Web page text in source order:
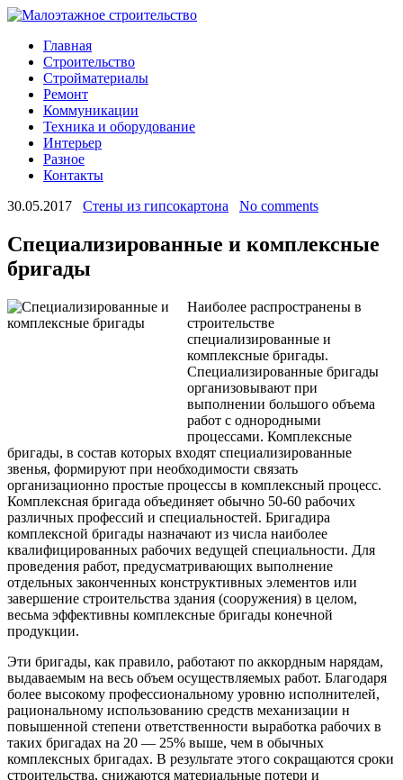
Главная
Строительство
Стройматериалы
Ремонт
Коммуникации
Техника и оборудование
Интерьер
Разное
Контакты
30.05.2017
Стены из гипсокартона No comments
Специализированные и комплексные
бригады
Наиболее распространены в
строительстве
специализированные и
комплексные бригады.
Специализированные бригады
организовывают при
выполнении большого объема
работ с однородными
процессами. Комплексные
бригады, в состав которых входят специализированные
звенья, формируют при необходимости связать
организационно простые процессы в комплексный процесс.
Комплексная бригада объединяет обычно 50-60 рабочих
различных профессий и специальностей. Бригадира
комплексной бригады назначают из числа наиболее
квалифицированных рабочих ведущей специальности. Для
проведения работ, предусматривающих выполнение
отдельных законченных конструктивных элементов или
завершение строительства здания (сооружения) в целом,
весьма эффективны комплексные бригады конечной
продукции.
Эти бригады, как правило, работают по аккордным нарядам,
выдаваемым на весь объем осуществляемых работ. Благодаря
более высокому профессиональному уровню исполнителей,
рациональному использованию средств механизации н
повышенной степени ответственности выработка рабочих в
таких бригадах на 20 — 25% выше, чем в обычных
комплексных бригадах. В результате этого сокращаются сроки
строительства, снижаются материальные потери и